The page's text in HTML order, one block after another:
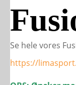
Se hele vores
https://